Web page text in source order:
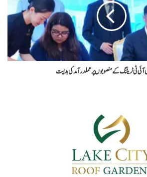
آئی ٹی ٹریننگ کے منصوبوں پرعملدرآمدکی ہدایت